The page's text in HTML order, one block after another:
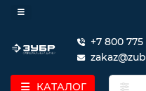
+7 800 775
КАТАЛОГ